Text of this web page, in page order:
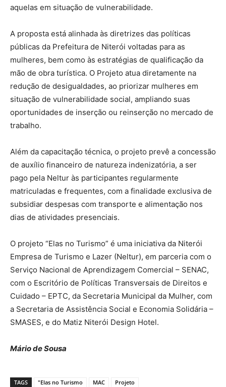
aquelas em situação de vulnerabilidade.
A proposta está alinhada às diretrizes das políticas
públicas da Prefeitura de Niterói voltadas para as
mulheres, bem como às estratégias de qualificação da
mão de obra turística. O Projeto atua diretamente na
redução de desigualdades, ao priorizar mulheres em
situação de vulnerabilidade social, ampliando suas
oportunidades de inserção ou reinserção no mercado de
trabalho.
Além da capacitação técnica, o projeto prevê a concessão
de auxílio financeiro de natureza indenizatória, a ser
pago pela Neltur às participantes regularmente
matriculadas e frequentes, com a finalidade exclusiva de
subsidiar despesas com transporte e alimentação nos
dias de atividades presenciais.
O projeto “Elas no Turismo” é uma iniciativa da Niterói
Empresa de Turismo e Lazer (Neltur), em parceria com o
Serviço Nacional de Aprendizagem Comercial – SENAC,
com o Escritório de Políticas Transversais de Direitos e
Cuidado – EPTC, da Secretaria Municipal da Mulher, com
a Secretaria de Assistência Social e Economia Solidária –
SMASES, e do Matiz Niterói Design Hotel.
Mário de Sousa
TAGS "Elas no Turismo MAC Projeto